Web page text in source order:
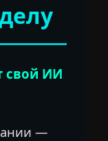
свой ИИ
—